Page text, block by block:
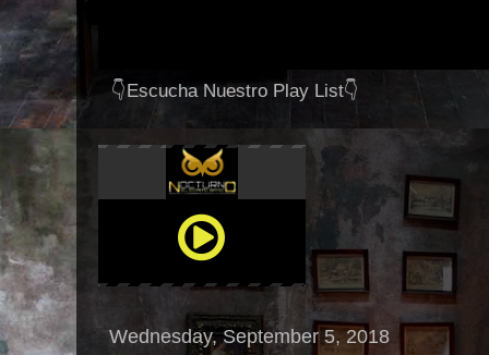
👇Escucha Nuestro Play List👇
Wednesday, September 5, 2018